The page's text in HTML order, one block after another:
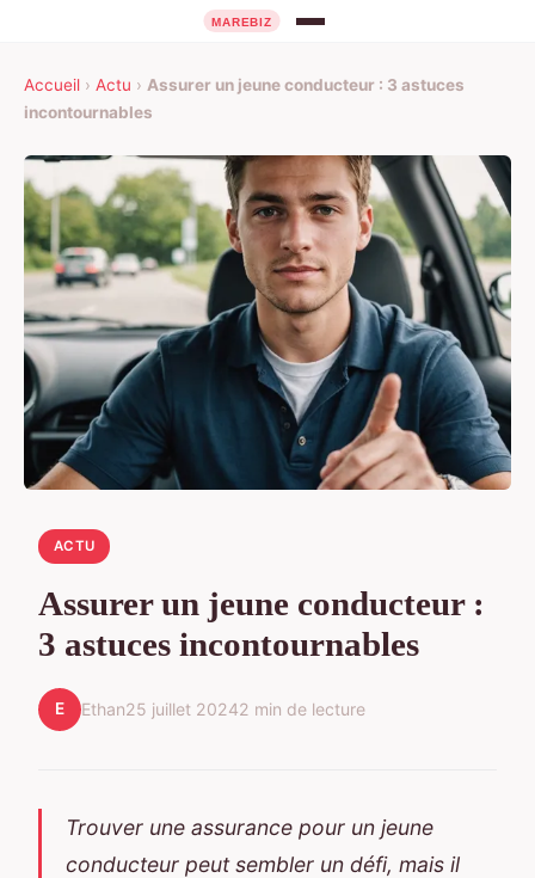
Accueil › Actu › Assurer un jeune conducteur : 3 astuces
incontournables
ACTU
Assurer un jeune conducteur :
3 astuces incontournables
E Ethan25 juillet 20242 min de lecture
Trouver une assurance pour un jeune
conducteur peut sembler un défi, mais il